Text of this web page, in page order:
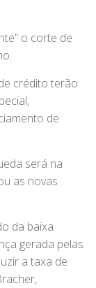
o corte de
crédito terão
de
será na
as novas
da baixa
gerada pelas
a taxa de